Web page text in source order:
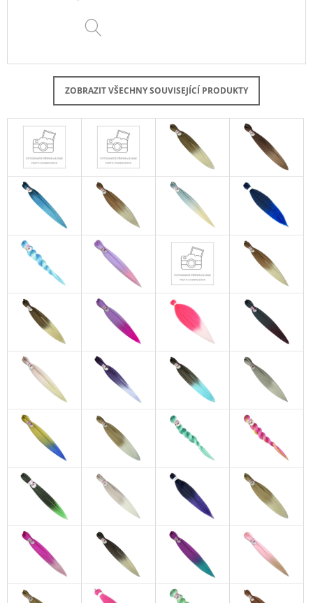
ZOBRAZIT VŠECHNY SOUVISEJÍCÍ PRODUKTY